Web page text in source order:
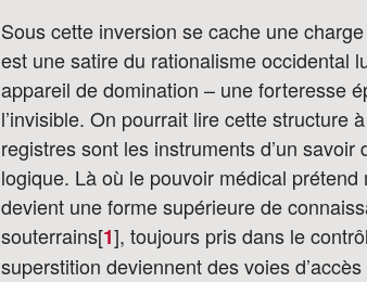
Sous cette inversion se cache une
est une satire du rationalisme occidental
appareil de domination – une forteresse
l’invisible. On pourrait lire cette structure
registres sont les instruments d’un
logique. Là où le pouvoir médical
devient une forme supérieure de
souterrains[1], toujours pris dans le
superstition deviennent des voies